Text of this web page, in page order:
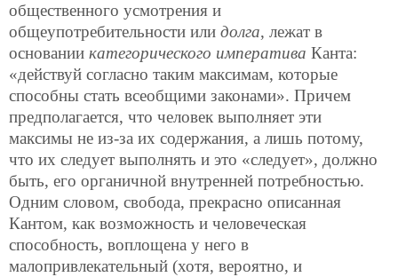
общественного усмотрения и
общеупотребительности или долга, лежат в
основании категорического императива Канта:
«действуй согласно таким максимам, которые
способны стать всеобщими законами». Причем
предполагается, что человек выполняет эти
максимы не из-за их содержания, а лишь потому,
что их следует выполнять и это «следует», должно
быть, его органичной внутренней потребностью.
Одним словом, свобода, прекрасно описанная
Кантом, как возможность и человеческая
способность, воплощена у него в
малопривлекательный (хотя, вероятно, и